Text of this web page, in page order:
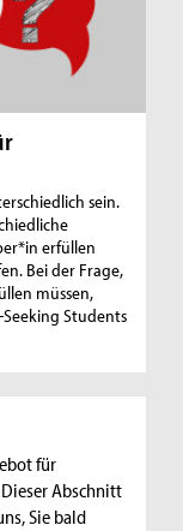
sein.
erfüllen
Bei der Frage,
müssen,
Students
für
Abschnitt
Sie bald